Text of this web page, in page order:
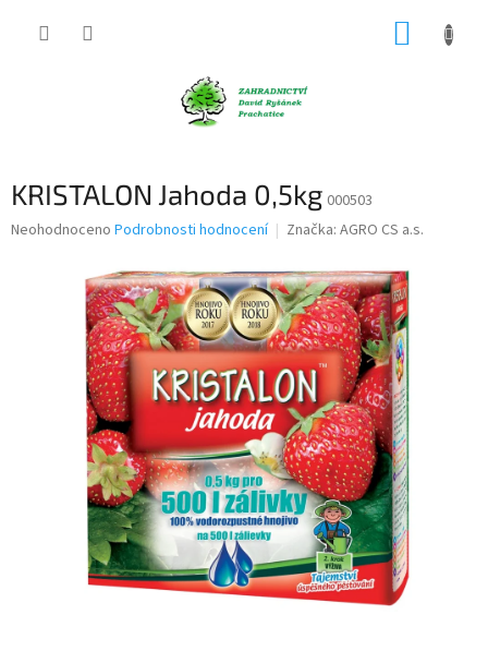
KRISTALON Jahoda 0,5kg 000503
Průměrné
Neohodnoceno Podrobnosti hodnocení Značka: AGRO CS a.s.